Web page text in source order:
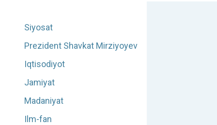
Siyosat
Prezident Shavkat Mirziyoyev
Iqtisodiyot
Jamiyat
Madaniyat
Ilm-fan